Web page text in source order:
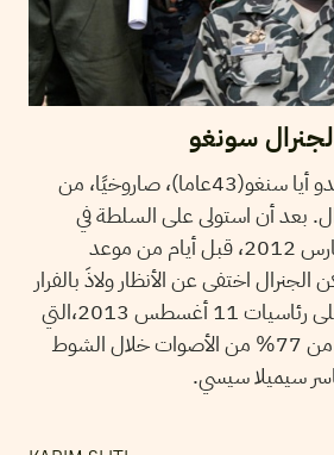
سونغو
قفز النقيب الإنقلابي أمدو أيا سنغو(43عاما)، صاروخيًا، من
بعد أن استولى على السلطة في
جمهورية مالي. في21مارس 2012، قبل أيام من موعد
الجنرال اختفى عن الأنظار ولاذَ بالفرار
بعد أقل من شهرين على رئاسيات 11 أغسطس 2013،التي
فاز بها أبوبكر كيتا بأكثر من 77% من الأصوات خلال الشوط
سيميلا سيسي.